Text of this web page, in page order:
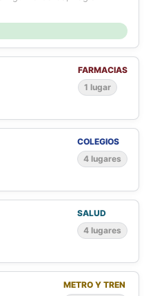
FARMACIAS
1 lugar
COLEGIOS
4 lugares
SALUD
4 lugares
METRO Y TREN